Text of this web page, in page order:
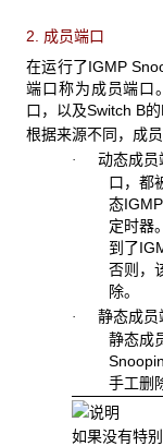
2. 成员端口
在运行了IGMP
端口称为成员端口
口，以及Switch B的
根据来源不同，成
· 动态成员
口，都
态
定时器
到了
否则，
除。
· 静态成员
静态成
手工删
如果没有特